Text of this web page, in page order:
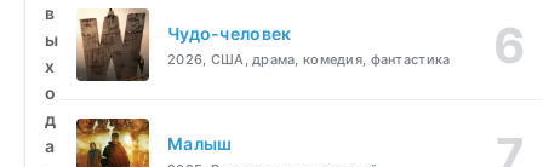
в
ы
х
о
д
а
Чудо-человек
2026, США, драма, комедия, фантастика
Малыш